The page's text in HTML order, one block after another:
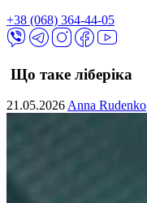
+38 (068) 364-44-05
Що таке ліберіка
21.05.2026Anna Rudenko